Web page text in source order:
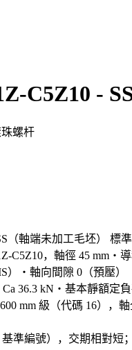
C5Z10 -
螺杆
（軸端未加工毛坯） 標
C5Z10，軸徑 45 mm・
）・軸向間隙 0（預壓）
36.3 kN・基本靜額定負
mm 級（代碼 16），
準編號），交期相對短